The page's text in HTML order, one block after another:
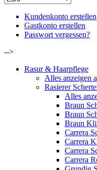
Kundenkonto erstellen
Gastkonto erstellen
Passwort vergessen?
-->
Rasur & Haarpflege
Alles anzeigen
Rasierer
Alles
Braun
Braun
Braun
Carrera
Carrera
Carrera
Carrera